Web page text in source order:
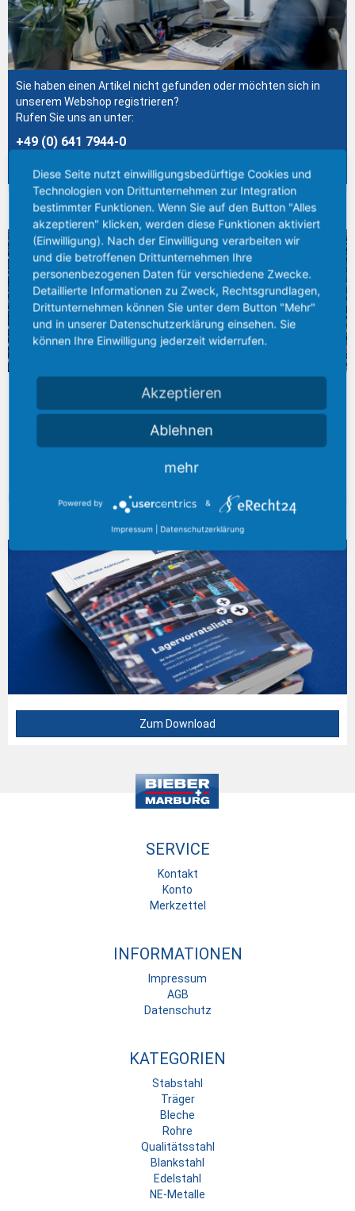
Sie haben einen Artikel nicht gefunden oder möchten sich in
unserem Webshop registrieren?
Rufen Sie uns an unter:
+49 (0) 641 7944-0
BREITES LAGERSPEKTRUM
Am Standort Gießen entstand in den letzten Jahren das größte
Stahlhandels- und –Logistikzentrum zwischen Kassel, Karlsruhe
und Dortmund, mit einem Lagerbestand von über 25.000 Tonnen
Mehr erfahren
Zum Download
SERVICE
Kontakt
Konto
Merkzettel
INFORMATIONEN
Impressum
AGB
Datenschutz
KATEGORIEN
Stabstahl
Träger
Bleche
Rohre
Qualitätsstahl
Blankstahl
Edelstahl
NE-Metalle
Diese Seite nutzt einwilligungsbedürftige Cookies und
Technologien von Drittunternehmen zur Integration
bestimmter Funktionen. Wenn Sie auf den Button "Alles
akzeptieren" klicken, werden diese Funktionen aktiviert
(Einwilligung). Nach der Einwilligung verarbeiten wir
und die betroffenen Drittunternehmen Ihre
personenbezogenen Daten für verschiedene Zwecke.
Detaillierte Informationen zu Zweck, Rechtsgrundlagen,
Drittunternehmen können Sie unter dem Button "Mehr"
und in unserer Datenschutzerklärung einsehen. Sie
können Ihre Einwilligung jederzeit widerrufen.
Akzeptieren
Ablehnen
mehr
Powered by &
Impressum | Datenschutzerklärung